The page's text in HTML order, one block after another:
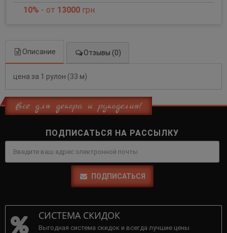
10% - от 13000 грн
Описание Отзывы (0)
цена за 1 рулон (33 м)
Всё для декора и рукоделия!
ПОДПИСАТЬСЯ НА РАССЫЛКУ
ПОДПИСАТЬСЯ
СИСТЕМА СКИДОК
Выгодная система скидок и всегда лучшие цены